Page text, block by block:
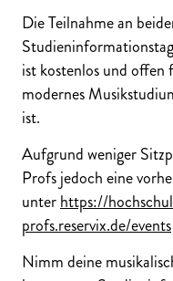
Die Teilnahme an
ist kostenlos und offen
modernes
ist.
Aufgrund weniger
Profs jedoch eine
unterhttps://
profs.reservix.de/events
Nimm deine